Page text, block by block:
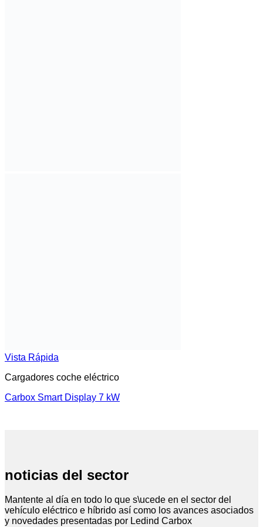
Vista Rápida
Cargadores coche eléctrico
Carbox Smart Display 7 kW
noticias del sector
Mantente al día en todo lo que s\ucede en el sector del
vehículo eléctrico e híbrido así como los avances asociados
y novedades presentadas por Ledind Carbox